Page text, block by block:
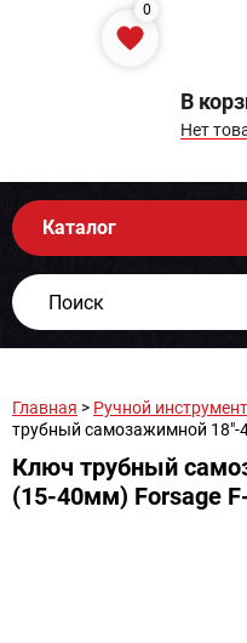
0
В
Нет
Каталог
Главная > Ручной инструмент
трубный самозажимной 18"-
Ключ трубный
(15-40мм) Forsage